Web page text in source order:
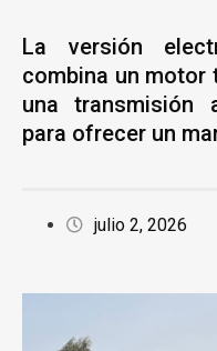
La versión
combina un motor
una transmisión
para ofrecer un
julio 2, 2026